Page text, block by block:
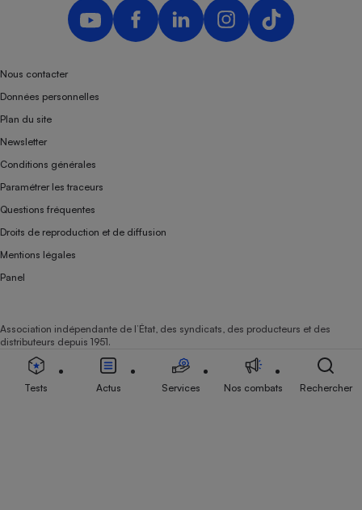
Nous contacter
Données personnelles
Plan du site
Newsletter
Conditions générales
Paramétrer les traceurs
Questions fréquentes
Droits de reproduction et de diffusion
Mentions légales
Panel
Association indépendante de l’État, des syndicats, des producteurs et des
distributeurs depuis 1951.
Tests Actus Services Nos combats Rechercher